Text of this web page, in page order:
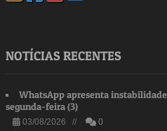
NOTÍCIAS RECENTES
WhatsApp apresenta
segunda-feira (3)
03/08/2026 // 0